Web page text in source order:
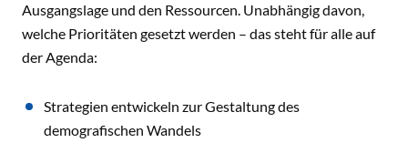
Ausgangslage und den Ressourcen. Unabhängig davon,
welche Prioritäten gesetzt werden – das steht für alle auf
der Agenda:
Strategien entwickeln zur Gestaltung des
demografischen Wandels